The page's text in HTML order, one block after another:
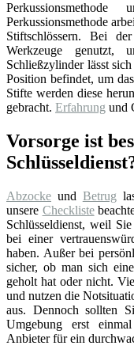
Perkussionsmethode
Stiftschlössern. Bei
Werkzeuge genutzt,
Schließzylinder lässt
Position befindet, um
Stifte werden diese
gebracht. Erfahrung und
Vorsorge ist
Abzocke und Betrug
unsere Checkliste
Schlüsseldienst, weil
bei einer
haben. Außer bei
sicher, ob man sich
geholt hat oder nicht.
und nutzen die
aus. Dennoch sollten
Umgebung erst
Anbieter für ein